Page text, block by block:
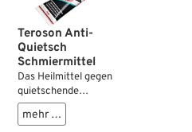
Teroson Anti-
Quietsch
Schmiermittel
Das Heilmittel gegen
quietschende
Bremsen. Wird bei
der Montage auf die
mehr …